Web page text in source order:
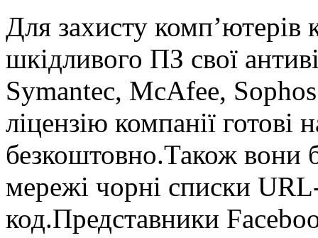
Для захисту комп’ютерів
шкідливого ПЗ свої
Symantec, McAfee,
ліцензію компанії готові
безкоштовно.Також вони
мережі чорні списки
код.Представники